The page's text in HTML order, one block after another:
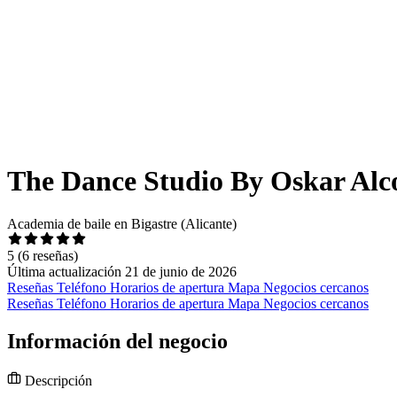
The Dance Studio By Oskar
Academia de baile en Bigastre (Alicante)
5 (6 reseñas)
Última actualización 21 de junio de 2026
Reseñas Teléfono Horarios de apertura Mapa Negocios cercanos
Reseñas Teléfono Horarios de apertura Mapa Negocios cercanos
Información del negocio
Descripción